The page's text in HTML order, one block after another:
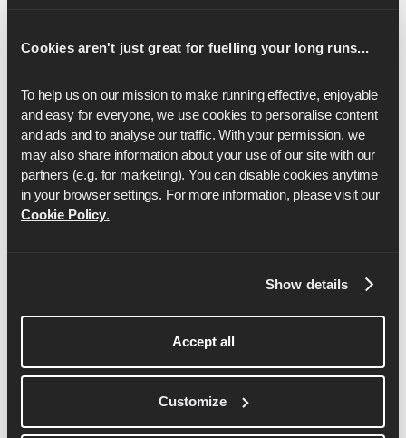
Cookies aren't just great for fuelling your long runs...
To help us on our mission to make running effective, enjoyable
and easy for everyone, we use cookies to personalise content
and ads and to analyse our traffic. With your permission, we
may also share information about your use of our site with our
partners (e.g. for marketing). You can disable cookies anytime
in your browser settings. For more information, please visit our
Cookie Policy.
Show details
Accept all
Customize
di più
saperne
di più
Dom è il co-fondatore e CEO di Runna.
Vedi altri dettagli